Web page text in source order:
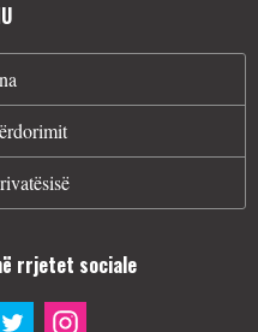
rrjetet sociale